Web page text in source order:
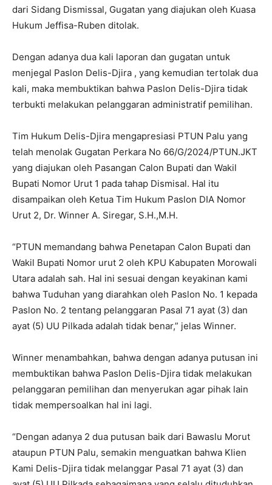
dari Sidang Dismissal, Gugatan yang diajukan oleh Kuasa
Hukum Jeffisa-Ruben ditolak.
Dengan adanya dua kali laporan dan gugatan untuk
menjegal Paslon Delis-Djira , yang kemudian tertolak dua
kali, maka membuktikan bahwa Paslon Delis-Djira tidak
terbukti melakukan pelanggaran administratif pemilihan.
Tim Hukum Delis-Djira mengapresiasi PTUN Palu yang
telah menolak Gugatan Perkara No 66/G/2024/PTUN.JKT
yang diajukan oleh Pasangan Calon Bupati dan Wakil
Bupati Nomor Urut 1 pada tahap Dismisal. Hal itu
disampaikan oleh Ketua Tim Hukum Paslon DIA Nomor
Urut 2, Dr. Winner A. Siregar, S.H.,M.H.
“PTUN memandang bahwa Penetapan Calon Bupati dan
Wakil Bupati Nomor urut 2 oleh KPU Kabupaten Morowali
Utara adalah sah. Hal ini sesuai dengan keyakinan kami
bahwa Tuduhan yang diarahkan oleh Paslon No. 1 kepada
Paslon No. 2 tentang pelanggaran Pasal 71 ayat (3) dan
ayat (5) UU Pilkada adalah tidak benar,” jelas Winner.
Winner menambahkan, bahwa dengan adanya putusan ini
membuktikan bahwa Paslon Delis-Djira tidak melakukan
pelanggaran pemilihan dan menyerukan agar pihak lain
tidak mempersoalkan hal ini lagi.
“Dengan adanya 2 dua putusan baik dari Bawaslu Morut
ataupun PTUN Palu, semakin menguatkan bahwa Klien
Kami Delis-Djira tidak melanggar Pasal 71 ayat (3) dan